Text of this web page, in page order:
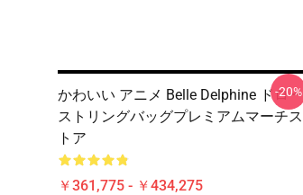
かわいい アニメ Belle Delphine ドロー
ストリングバッグプレミアムマーチス
トア
￥361,775 - ￥434,275
-20%